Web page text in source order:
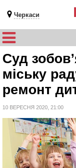
Черкаси
Суд
міську
ремонт
10 ВЕРЕСНЯ 2020, 21:00